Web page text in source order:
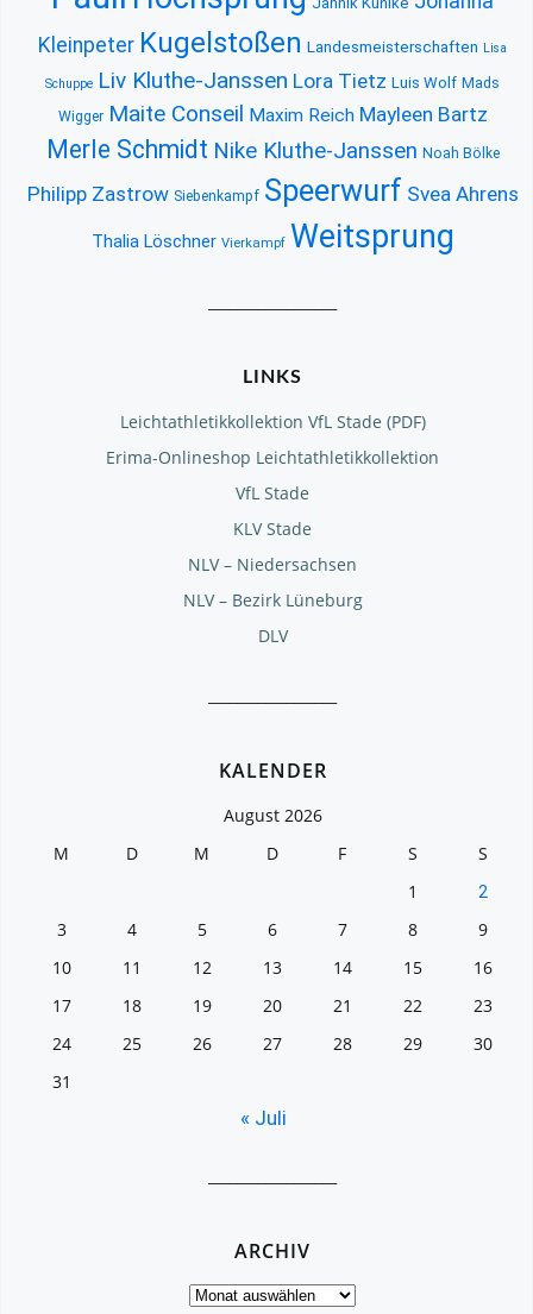
Kleinpeter Kugelstoßen Landesmeisterschaften Lisa
Schuppe Liv Kluthe-Janssen Lora Tietz Luis Wolf Mads
Wigger Maite Conseil Maxim Reich Mayleen Bartz
Merle Schmidt Nike Kluthe-Janssen Noah Bölke
Philipp Zastrow Siebenkampf Speerwurf Svea Ahrens
Thalia Löschner Vierkampf Weitsprung
LINKS
Leichtathletikkollektion VfL Stade (PDF)
Erima-Onlineshop Leichtathletikkollektion
VfL Stade
KLV Stade
NLV – Niedersachsen
NLV – Bezirk Lüneburg
DLV
KALENDER
August 2026
M
D M D F S
S
1
2
3 4 5 6 7 8
9
10
11 12 13 14 15
16
17
18 19 20 21 22
23
24
25 26 27 28 29
30
31
« Juli
ARCHIV
Archiv